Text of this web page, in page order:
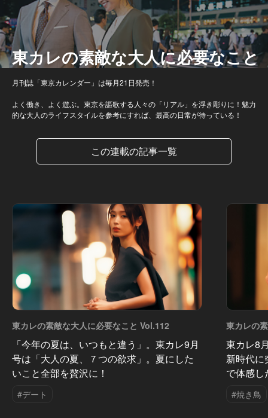
東カレの素敵な大人に必要なこと
月刊誌「東京カレンダー」は毎月21日発売！
よく働き、よく遊ぶ。東京を謳歌する人々の「リアル」を浮き彫りに！魅力
的な大人のライフスタイルを参考にすれば、最高の日常が待っている！
この連載の記事一覧
東カレの素敵な大人に必要なこと Vol.112
「今年の夏は、いつもと違う」。東カレ9月
号は「大人の夏、７つの欲求」。夏にした
いこと全部を贅沢に！
#デート
東カレの
東カレ8
新時代
で体感し
#焼き鳥